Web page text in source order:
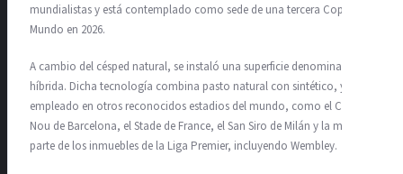
mundialistas y está contemplado como sede de una tercera Copa del
Mundo en 2026.
A cambio del césped natural, se instaló una superficie denominada
híbrida. Dicha tecnología combina pasto natural con sintético, y se ha
empleado en otros reconocidos estadios del mundo, como el Camp
Nou de Barcelona, el Stade de France, el San Siro de Milán y la mayor
parte de los inmuebles de la Liga Premier, incluyendo Wembley.